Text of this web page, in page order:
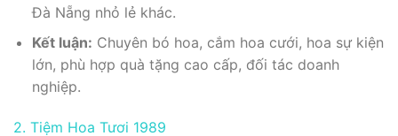
Đà Nẵng nhỏ lẻ khác.
Kết luận: Chuyên bó hoa, cắm hoa cưới, hoa sự kiện
lớn, phù hợp quà tặng cao cấp, đối tác doanh
nghiệp.
2. Tiệm Hoa Tươi 1989